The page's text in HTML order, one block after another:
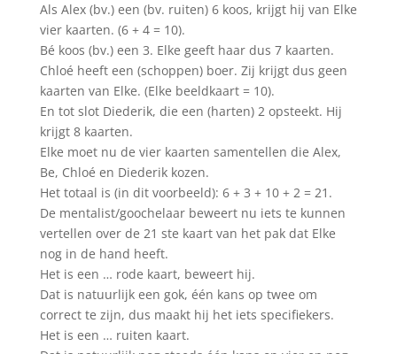
Als Alex (bv.) een (bv. ruiten) 6 koos, krijgt hij van Elke
vier kaarten. (6 + 4 = 10).
Bé koos (bv.) een 3. Elke geeft haar dus 7 kaarten.
Chloé heeft een (schoppen) boer. Zij krijgt dus geen
kaarten van Elke. (Elke beeldkaart = 10).
En tot slot Diederik, die een (harten) 2 opsteekt. Hij
krijgt 8 kaarten.
Elke moet nu de vier kaarten samentellen die Alex,
Be, Chloé en Diederik kozen.
Het totaal is (in dit voorbeeld): 6 + 3 + 10 + 2 = 21.
De mentalist/goochelaar beweert nu iets te kunnen
vertellen over de 21 ste kaart van het pak dat Elke
nog in de hand heeft.
Het is een … rode kaart, beweert hij.
Dat is natuurlijk een gok, één kans op twee om
correct te zijn, dus maakt hij het iets specifiekers.
Het is een … ruiten kaart.